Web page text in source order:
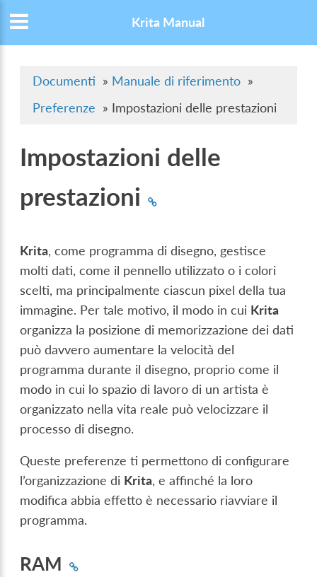
Krita Manual
Documenti » Manuale di riferimento »
Preferenze » Impostazioni delle prestazioni
Impostazioni delle
prestazioni
Krita, come programma di disegno, gestisce
molti dati, come il pennello utilizzato o i colori
scelti, ma principalmente ciascun pixel della tua
immagine. Per tale motivo, il modo in cui Krita
organizza la posizione di memorizzazione dei dati
può davvero aumentare la velocità del
programma durante il disegno, proprio come il
modo in cui lo spazio di lavoro di un artista è
organizzato nella vita reale può velocizzare il
processo di disegno.
Queste preferenze ti permettono di configurare
l’organizzazione di Krita, e affinché la loro
modifica abbia effetto è necessario riavviare il
programma.
RAM